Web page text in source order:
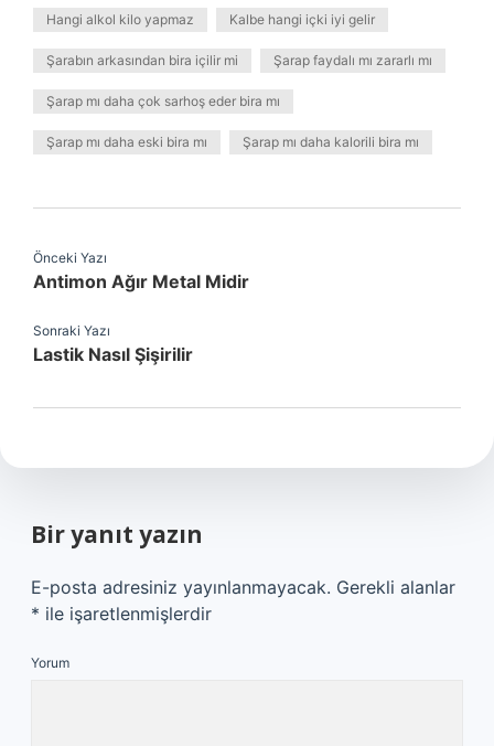
Hangi alkol kilo yapmaz Kalbe hangi içki iyi gelir
Şarabın arkasından bira içilir mi Şarap faydalı mı zararlı mı
Şarap mı daha çok sarhoş eder bira mı
Şarap mı daha eski bira mı Şarap mı daha kalorili bira mı
Önceki Yazı
Antimon Ağır Metal Midir
Sonraki Yazı
Lastik Nasıl Şişirilir
Bir yanıt yazın
E-posta adresiniz yayınlanmayacak. Gerekli alanlar
* ile işaretlenmişlerdir
Yorum